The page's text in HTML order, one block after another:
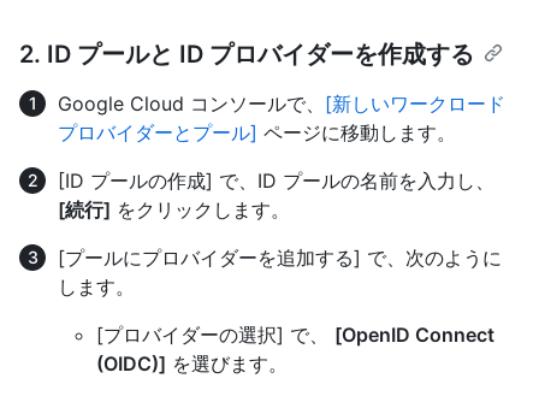
2. ID プールと ID プロバイダーを作成する
Google Cloud コンソールで、 [新しいワークロード
プロバイダーとプール] ページに移動します。
[ID プールの作成] で、ID プールの名前を入力し、
[続行] をクリックします。
[プールにプロバイダーを追加する] で、次のように
します。
[プロバイダーの選択] で、 [OpenID Connect
(OIDC)] を選びます。